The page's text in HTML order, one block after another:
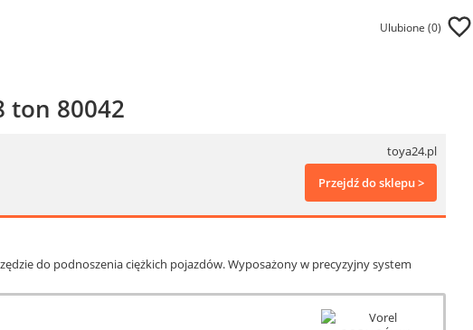
Ulubione (0)
ton 80042
toya24.pl
Przejdź do sklepu >
do podnoszenia ciężkich pojazdów. Wyposażony w precyzyjny system